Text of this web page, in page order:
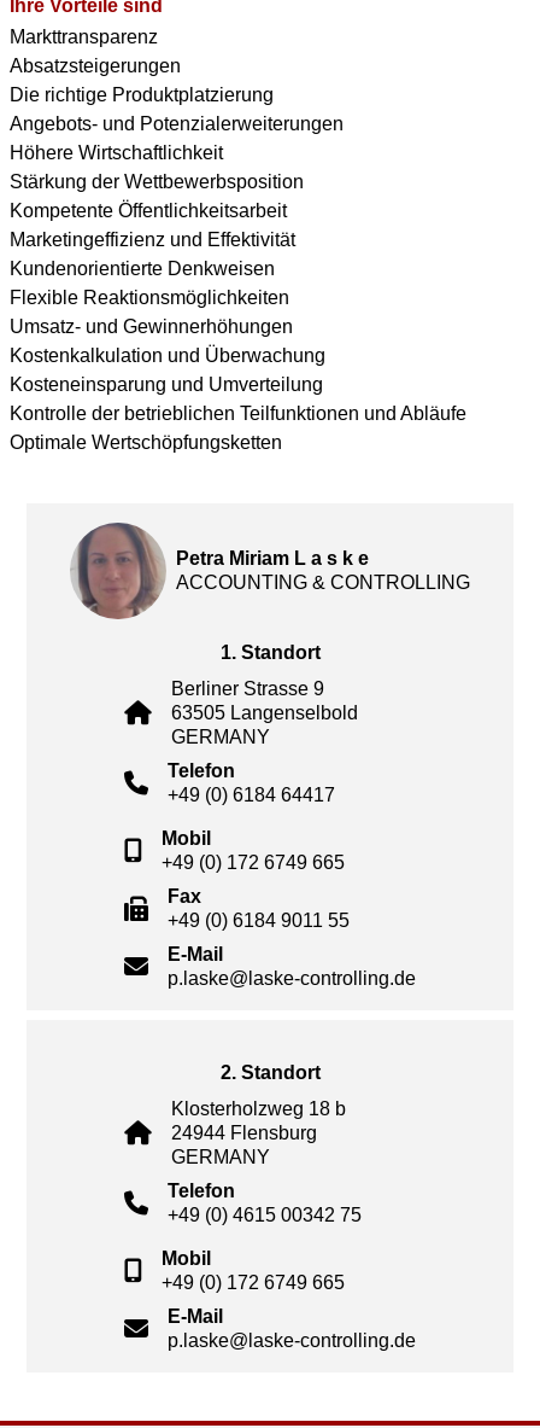
Ihre Vorteile sind
Markttransparenz
Absatzsteigerungen
Die richtige Produktplatzierung
Angebots- und Potenzialerweiterungen
Höhere Wirtschaftlichkeit
Stärkung der Wettbewerbsposition
Kompetente Öffentlichkeitsarbeit
Marketingeffizienz und Effektivität
Kundenorientierte Denkweisen
Flexible Reaktionsmöglichkeiten
Umsatz- und Gewinnerhöhungen
Kostenkalkulation und Überwachung
Kosteneinsparung und Umverteilung
Kontrolle der betrieblichen Teilfunktionen und Abläufe
Optimale Wertschöpfungsketten
Petra Miriam L a s k e
ACCOUNTING & CONTROLLING
1. Standort
Berliner Strasse 9
63505 Langenselbold
GERMANY
Telefon
+49 (0) 6184 64417
Mobil
+49 (0) 172 6749 665
Fax
+49 (0) 6184 9011 55
E-Mail
p.laske@laske-controlling.de
2. Standort
Klosterholzweg 18 b
24944 Flensburg
GERMANY
Telefon
+49 (0) 4615 00342 75
Mobil
+49 (0) 172 6749 665
E-Mail
p.laske@laske-controlling.de